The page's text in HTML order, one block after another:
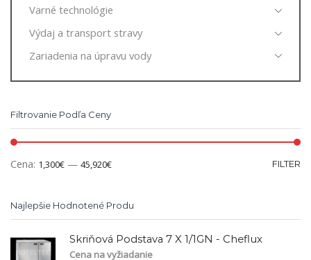
Varné technológie
Výdaj a transport stravy
Zariadenia na úpravu vody
Filtrovanie Podľa Ceny
FILTER
Cena: 1,300€ — 45,920€
Najlepšie Hodnotené Produ
Skriňová Podstava 7 X 1/1GN - Cheflux
Cena na vyžiadanie